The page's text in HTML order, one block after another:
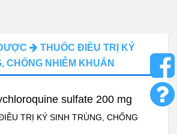
THUỐC ĐIỀU TRỊ KÝ
CHỐNG NHIỄM KHUẨN
sulfate 200 mg
TRỊ KÝ SINH TRÙNG, CHỐNG